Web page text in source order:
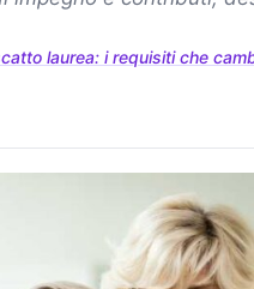
laurea: i requisiti che